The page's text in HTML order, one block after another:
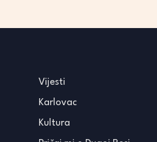
Vijesti
Karlovac
Kultura